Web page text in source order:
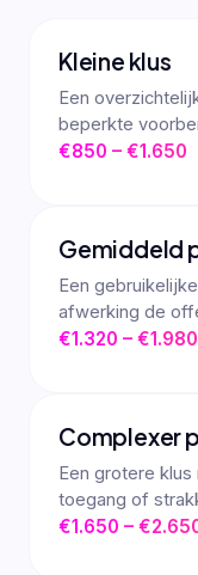
Kleine klus
Een
beperkte
€850 – €1.650
Gemiddeld
Een
afwerking de
€1.320 – €1.980
Complexer
Een grotere
toegang of
€1.650 –